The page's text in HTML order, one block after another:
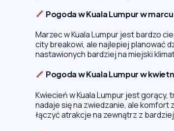
Pogoda w Kuala Lumpur w marcu
Marzec w Kuala Lumpur jest bardzo
city breakowi, ale najlepiej planować
nastawionych bardziej na miejski
Pogoda w Kuala Lumpur w
Kwiecień w Kuala Lumpur jest
nadaje się na zwiedzanie, ale
łączyć atrakcje na zewnątrz z